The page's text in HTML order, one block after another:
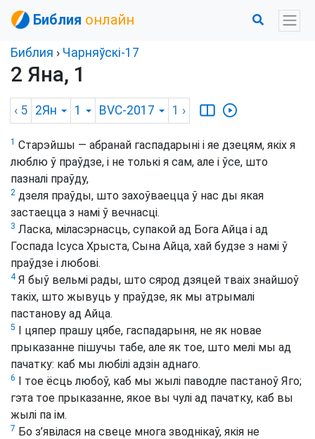
Библия онлайн
Библия › Чарняўскі-17
2 Яна, 1
‹ 5 2Ян 1 BVC-2017 1 ›
1 Старэйшы — абранай гаспадарыні і яе дзецям, якіх я
люблю ў праўдзе, і не толькі я сам, але і ўсе, што
пазналі праўду,
2 дзеля праўды, што захоўваецца ў нас ды якая
застаецца з намі ў вечнасці.
3 Ласка, міласэрнасць, супакой ад Бога Айца і ад
Госпада Ісуса Хрыста, Сына Айца, хай будзе з намі ў
праўдзе і любові.
4Я быў вельмі рады, што сярод дзяцей тваіх знайшоў
такіх, што жывуць у праўдзе, як мы атрымалі
пастанову ад Айца.
5 І цяпер прашу цябе, гаспадарыня, не як новае
прыказанне пішучы табе, але як тое, што мелі мы ад
пачатку: каб мы любілі адзін аднаго.
6 І тое ёсць любоў, каб мы жылі паводле пастаноў Яго;
гэта тое прыказанне, якое вы чулі ад пачатку, каб вы
жылі па ім.
7 Бо з’явілася на свеце многа зводнікаў, якія не